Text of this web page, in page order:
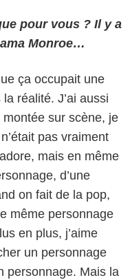
pour vous ? Il y a
Monroe…
ça occupait une
réalité. J’ai aussi
sur scène, je
pas vraiment
mais en même
d’une
on fait de la pop,
même personnage
en plus, j’aime
un personnage
personnage. Mais la